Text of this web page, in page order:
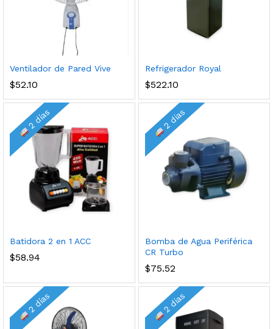
Ventilador de Pared Vive
$52.10
Refrigerador Royal
$522.10
2 días
Batidora 2 en 1 ACC
$58.94
2 días
Bomba de Agua Periférica
CR Turbo
$75.52
2 días 2 días